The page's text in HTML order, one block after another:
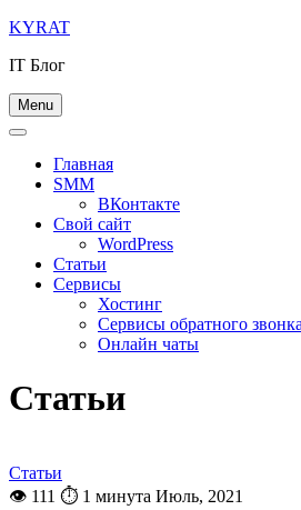
Skip
content
KYRAT
IT Блог
Menu
Главная
SMM
ВКонтакте
Свой сайт
WordPress
Статьи
Сервисы
Хостинг
Сервисы обратного звонка
Онлайн чаты
Статьи
Статьи
👁 111 ⏱ 1 минута Июль, 2021